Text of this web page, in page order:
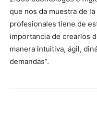
que nos da muestra de
profesionales tiene de
importancia de crearlos
manera intuitiva, ágil,
demandas”.